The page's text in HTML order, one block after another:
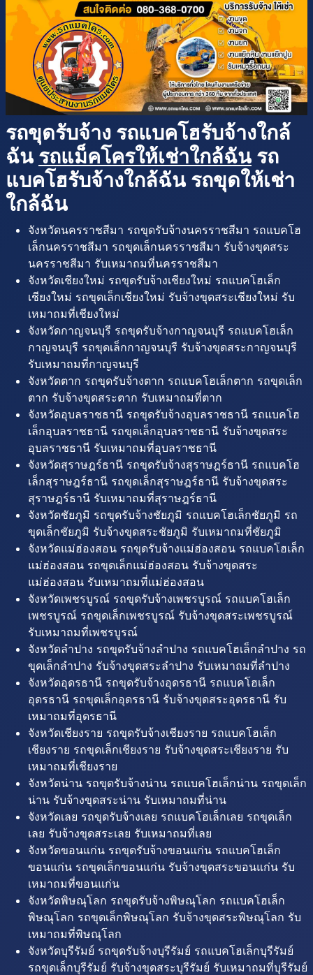
รถขุดรับจ้าง รถแบคโฮรับจ้างใกล้
ฉัน รถแม็คโครให้เช่าใกล้ฉัน รถ
แบคโฮรับจ้างใกล้ฉัน รถขุดให้เช่า
ใกล้ฉัน
จังหวัดนครราชสีมา รถขุดรับจ้างนครราชสีมา รถแบคโฮ
เล็กนครราชสีมา รถขุดเล็กนครราชสีมา รับจ้างขุดสระ
นครราชสีมา รับเหมาถมที่นครราชสีมา
จังหวัดเชียงใหม่ รถขุดรับจ้างเชียงใหม่ รถแบคโฮเล็ก
เชียงใหม่ รถขุดเล็กเชียงใหม่ รับจ้างขุดสระเชียงใหม่ รับ
เหมาถมที่เชียงใหม่
จังหวัดกาญจนบุรี รถขุดรับจ้างกาญจนบุรี รถแบคโฮเล็ก
กาญจนบุรี รถขุดเล็กกาญจนบุรี รับจ้างขุดสระกาญจนบุรี
รับเหมาถมที่กาญจนบุรี
จังหวัดตาก รถขุดรับจ้างตาก รถแบคโฮเล็กตาก รถขุดเล็ก
ตาก รับจ้างขุดสระตาก รับเหมาถมที่ตาก
จังหวัดอุบลราชธานี รถขุดรับจ้างอุบลราชธานี รถแบคโฮ
เล็กอุบลราชธานี รถขุดเล็กอุบลราชธานี รับจ้างขุดสระ
อุบลราชธานี รับเหมาถมที่อุบลราชธานี
จังหวัดสุราษฎร์ธานี รถขุดรับจ้างสุราษฎร์ธานี รถแบคโฮ
เล็กสุราษฎร์ธานี รถขุดเล็กสุราษฎร์ธานี รับจ้างขุดสระ
สุราษฎร์ธานี รับเหมาถมที่สุราษฎร์ธานี
จังหวัดชัยภูมิ รถขุดรับจ้างชัยภูมิ รถแบคโฮเล็กชัยภูมิ รถ
ขุดเล็กชัยภูมิ รับจ้างขุดสระชัยภูมิ รับเหมาถมที่ชัยภูมิ
จังหวัดแม่ฮ่องสอน รถขุดรับจ้างแม่ฮ่องสอน รถแบคโฮเล็ก
แม่ฮ่องสอน รถขุดเล็กแม่ฮ่องสอน รับจ้างขุดสระ
แม่ฮ่องสอน รับเหมาถมที่แม่ฮ่องสอน
จังหวัดเพชรบูรณ์ รถขุดรับจ้างเพชรบูรณ์ รถแบคโฮเล็ก
เพชรบูรณ์ รถขุดเล็กเพชรบูรณ์ รับจ้างขุดสระเพชรบูรณ์
รับเหมาถมที่เพชรบูรณ์
จังหวัดลำปาง รถขุดรับจ้างลำปาง รถแบคโฮเล็กลำปาง รถ
ขุดเล็กลำปาง รับจ้างขุดสระลำปาง รับเหมาถมที่ลำปาง
จังหวัดอุดรธานี รถขุดรับจ้างอุดรธานี รถแบคโฮเล็ก
อุดรธานี รถขุดเล็กอุดรธานี รับจ้างขุดสระอุดรธานี รับ
เหมาถมที่อุดรธานี
จังหวัดเชียงราย รถขุดรับจ้างเชียงราย รถแบคโฮเล็ก
เชียงราย รถขุดเล็กเชียงราย รับจ้างขุดสระเชียงราย รับ
เหมาถมที่เชียงราย
จังหวัดน่าน รถขุดรับจ้างน่าน รถแบคโฮเล็กน่าน รถขุดเล็ก
น่าน รับจ้างขุดสระน่าน รับเหมาถมที่น่าน
จังหวัดเลย รถขุดรับจ้างเลย รถแบคโฮเล็กเลย รถขุดเล็ก
เลย รับจ้างขุดสระเลย รับเหมาถมที่เลย
จังหวัดขอนแก่น รถขุดรับจ้างขอนแก่น รถแบคโฮเล็ก
ขอนแก่น รถขุดเล็กขอนแก่น รับจ้างขุดสระขอนแก่น รับ
เหมาถมที่ขอนแก่น
จังหวัดพิษณุโลก รถขุดรับจ้างพิษณุโลก รถแบคโฮเล็ก
พิษณุโลก รถขุดเล็กพิษณุโลก รับจ้างขุดสระพิษณุโลก รับ
เหมาถมที่พิษณุโลก
จังหวัดบุรีรัมย์ รถขุดรับจ้างบุรีรัมย์ รถแบคโฮเล็กบุรีรัมย์
รถขุดเล็กบุรีรัมย์ รับจ้างขุดสระบุรีรัมย์ รับเหมาถมที่บุรีรัมย์